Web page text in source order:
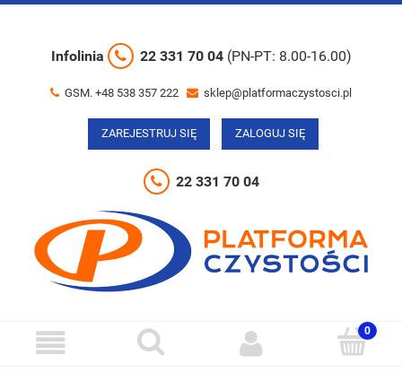
Infolinia 22 331 70 04 (PN-PT: 8.00-16.00)
GSM. +48 538 357 222 sklep@platformaczystosci.pl
ZAREJESTRUJ SIĘ ZALOGUJ SIĘ
22 331 70 04